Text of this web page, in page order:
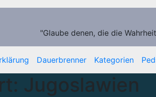
"Glaube denen, die die
Dauerbrenner Kategorien
Jugoslawien